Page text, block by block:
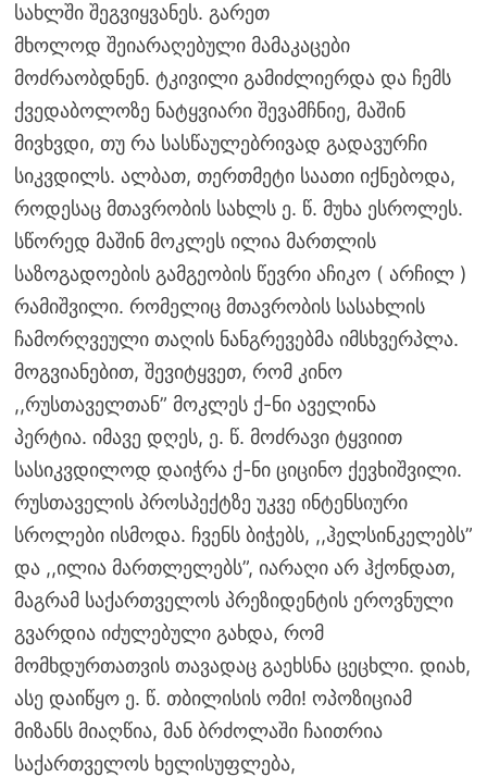
სახლში შეგვიყვანეს. გარეთ
მხოლოდ შეიარაღებული მამაკაცები
მოძრაობდნენ. ტკივილი გამიძლიერდა და ჩემს
ქვედაბოლოზე ნატყვიარი შევამჩნიე, მაშინ
მივხვდი, თუ რა სასწაულებრივად გადავურჩი
სიკვდილს. ალბათ, თერთმეტი საათი იქნებოდა,
როდესაც მთავრობის სახლს ე. წ. მუხა ესროლეს.
სწორედ მაშინ მოკლეს ილია მართლის
საზოგადოების გამგეობის წევრი აჩიკო ( არჩილ )
რამიშვილი. რომელიც მთავრობის სასახლის
ჩამორღვეული თაღის ნანგრევებმა იმსხვერპლა.
მოგვიანებით, შევიტყვეთ, რომ კინო
,,რუსთაველთან” მოკლეს ქ-ნი აველინა
პერტია. იმავე დღეს, ე. წ. მოძრავი ტყვიით
სასიკვდილოდ დაიჭრა ქ-ნი ციცინო ქევხიშვილი.
რუსთაველის პროსპექტზე უკვე ინტენსიური
სროლები ისმოდა. ჩვენს ბიჭებს, ,,ჰელსინკელებს”
და ,,ილია მართლელებს”, იარაღი არ ჰქონდათ,
მაგრამ საქართველოს პრეზიდენტის ეროვნული
გვარდია იძულებული გახდა, რომ
მომხდურთათვის თავადაც გაეხსნა ცეცხლი. დიახ,
ასე დაიწყო ე. წ. თბილისის ომი! ოპოზიციამ
მიზანს მიაღწია, მან ბრძოლაში ჩაითრია
საქართველოს ხელისუფლება,